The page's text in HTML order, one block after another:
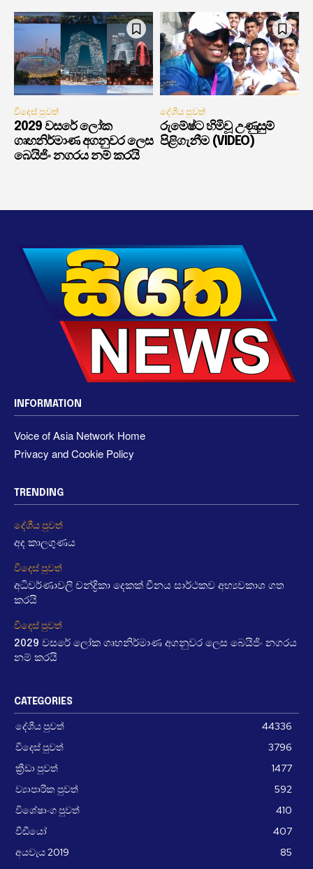
විදෙස් පුවත්
2029 වසරේ ලෝක
ගෘහනිර්මාණ අගනුවර ලෙස
බෙයිජිං නගරය නම් කරයි
දේශීය පුවත්
රුමේෂ්ට හිමිවූ උණුසුම්
පිළිගැනීම (VIDEO)
INFORMATION
Voice of Asia Network Home
Privacy and Cookie Policy
TRENDING
දේශීය පුවත්
අද කාලගුණය
විදෙස් පුවත්
අධිවර්ණාවලි චන්ද්‍රිකා දෙකක් චීනය සාර්ථකව අභ්‍යවකාශ ගත
කරයි
විදෙස් පුවත්
2029 වසරේ ලෝක ගෘහනිර්මාණ අගනුවර ලෙස බෙයිජිං නගරය
නම් කරයි
CATEGORIES
දේශීය පුවත්
44336
විදෙස් පුවත්
3796
ක්‍රීඩා පුවත්
1477
ව්‍යාපාරික පුවත්
592
විශේෂාංග පුවත්
410
වීඩීයෝ
407
අයවැය 2019
85